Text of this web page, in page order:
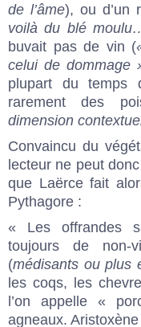
de l’âme), ou d’un
voilà du blé
buvait pas de vin (
celui de dommage
plupart du temps
rarement des
dimension
Convaincu du
lecteur ne peut
que Laërce fait
Pythagore :
« Les offrandes
toujours de non-
(médisants ou plus
les coqs, les
l’on appelle «
agneaux.